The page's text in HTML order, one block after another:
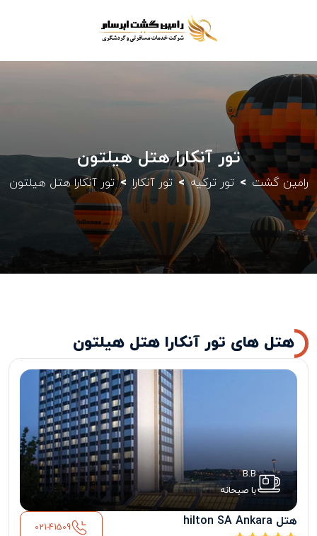
تور آنکارا هتل هیلتون
رامین گشت تور ترکیه تور آنکارا تور آنکارا هتل هیلتون
هتل های تور آنکارا هتل هیلتون
B.B
با صبحانه
هتل hilton SA Ankara 021-41509